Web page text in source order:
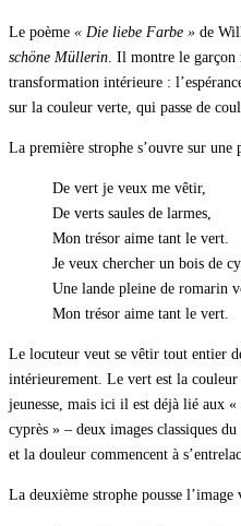
Le poème « Die liebe Farbe » de
schöne Müllerin. Il montre le garçon
transformation intérieure :
sur la couleur verte, qui passe de
La première strophe s’ouvre sur
De vert je veux me vêtir,
De verts saules de larmes,
Mon trésor aime tant le vert.
Je veux chercher un bois de
Une lande pleine de romarin
Mon trésor aime tant le vert.
Le locuteur veut se vêtir tout entier
intérieurement. Le vert est la couleur
jeunesse, mais ici il est déjà lié aux «
cyprès » – deux images classiques
et la douleur commencent à
La deuxième strophe pousse l’image